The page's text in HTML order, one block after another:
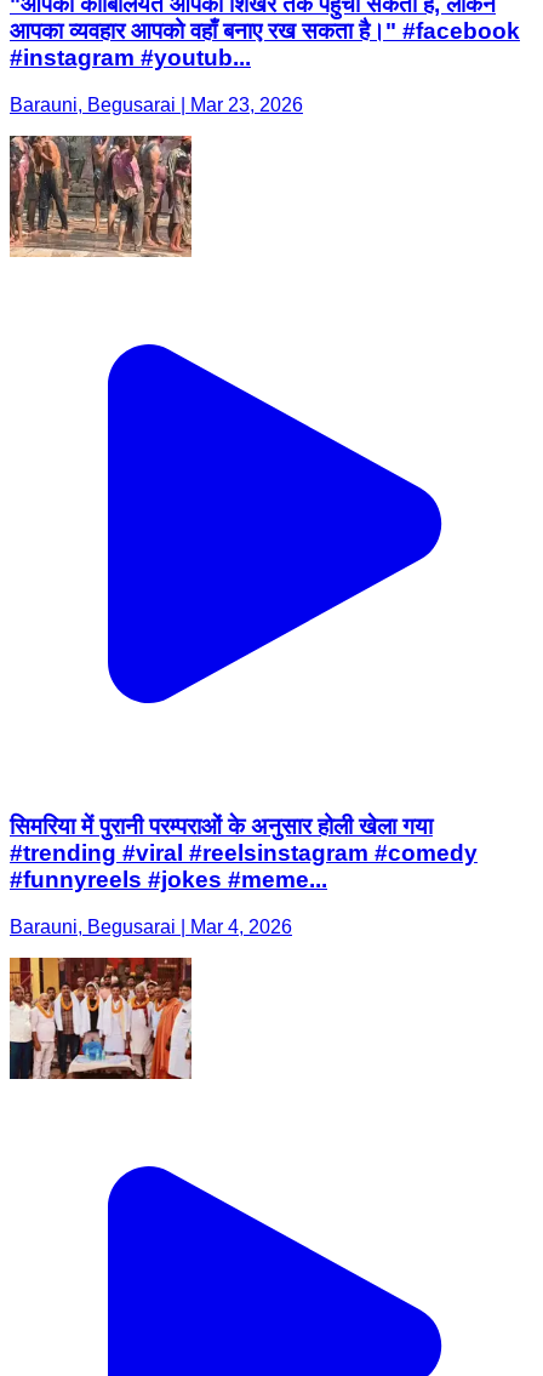
आपका व्यवहार आपको वहाँ बनाए रख सकता है।" #facebook
#instagram #youtub...
Barauni, Begusarai | Mar 23, 2026
सिमरिया में पुरानी परम्पराओं के अनुसार होली खेला गया
#trending #viral #reelsinstagram #comedy
#funnyreels #jokes #meme...
Barauni, Begusarai | Mar 4, 2026